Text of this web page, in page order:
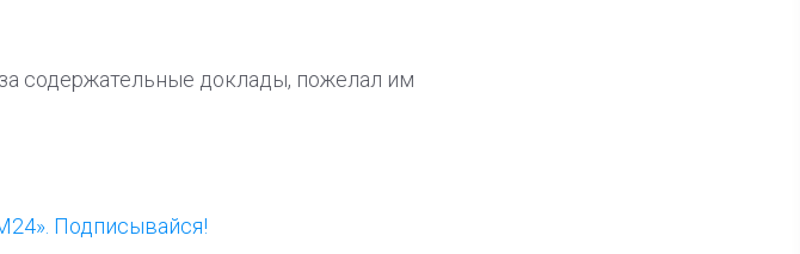
содержательные доклады, пожелал им
Подписывайся!